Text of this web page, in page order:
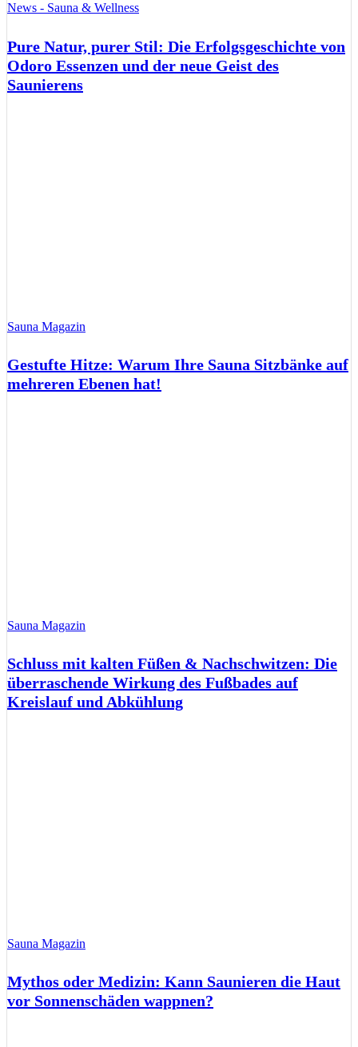
News - Sauna & Wellness
Pure Natur, purer Stil: Die Erfolgsgeschichte von
Odoro Essenzen und der neue Geist des
Saunierens
Sauna Magazin
Gestufte Hitze: Warum Ihre Sauna Sitzbänke auf
mehreren Ebenen hat!
Sauna Magazin
Schluss mit kalten Füßen & Nachschwitzen: Die
überraschende Wirkung des Fußbades auf
Kreislauf und Abkühlung
Sauna Magazin
Mythos oder Medizin: Kann Saunieren die Haut
vor Sonnenschäden wappnen?